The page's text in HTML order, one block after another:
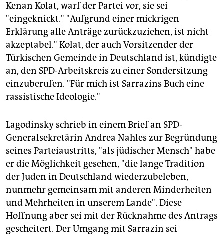
Kenan Kolat, warf der Partei vor, sie sei
"eingeknickt." "Aufgrund einer mickrigen
Erklärung alle Anträge zurückzuziehen, ist nicht
akzeptabel." Kolat, der auch Vorsitzender der
Türkischen Gemeinde in Deutschland ist, kündigte
an, den SPD-Arbeitskreis zu einer Sondersitzung
einzuberufen. "Für mich ist Sarrazins Buch eine
rassistische Ideologie."
Lagodinsky schrieb in einem Brief an SPD-
Generalsekretärin Andrea Nahles zur Begründung
seines Parteiaustritts, "als jüdischer Mensch" habe
er die Möglichkeit gesehen, "die lange Tradition
der Juden in Deutschland wiederzubeleben,
nunmehr gemeinsam mit anderen Minderheiten
und Mehrheiten in unserem Lande". Diese
Hoffnung aber sei mit der Rücknahme des Antrags
gescheitert. Der Umgang mit Sarrazin sei